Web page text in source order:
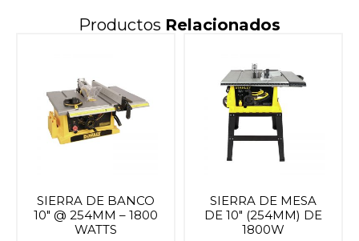
Productos Relacionados
SIERRA DE BANCO
10″ @ 254MM – 1800
WATTS
SIERRA DE MESA
DE 10″ (254MM) DE
1800W